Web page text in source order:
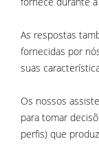
As respostas
fornecidas por
suas
Os nossos
para tomar
perfis) que